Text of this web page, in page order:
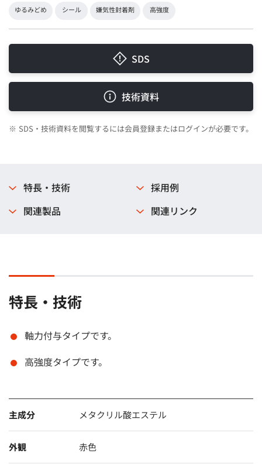
ゆるみどめ シール 嫌気性封着剤 高強度
SDS
技術資料
※ SDS・技術資料を閲覧するには会員登録またはログインが必要です。
特長・技術
採用例
関連製品
関連リンク
特長・技術
軸力付与タイプです。
高強度タイプです。
主成分 メタクリル酸エステル
外観 赤色